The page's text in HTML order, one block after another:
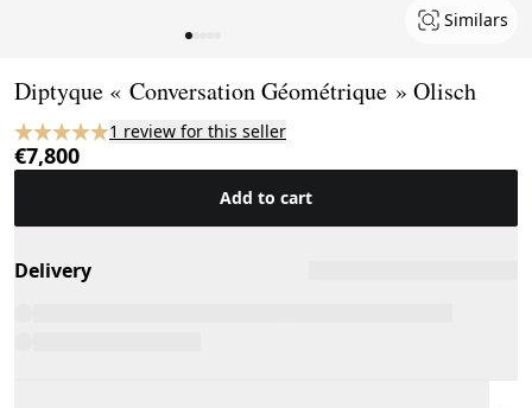
Similars
Diptyque « Conversation Géométrique » Olisch
1 review for this seller
€7,800
Add to cart
Delivery